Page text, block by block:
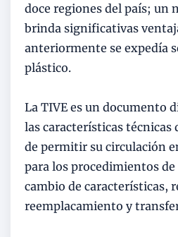
doce regiones del país; un
brinda significativas
anteriormente se expedía
plástico.
La TIVE es un documento
las características técnicas
de permitir su circulación
para los procedimientos
cambio de características,
reemplacamiento y